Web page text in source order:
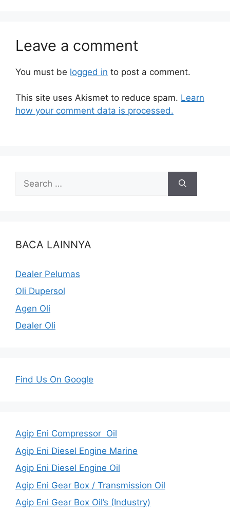
Leave a comment
You must be logged in to post a comment.
This site uses Akismet to reduce spam. Learn
how your comment data is processed.
BACA LAINNYA
Dealer Pelumas
Oli Dupersol
Agen Oli
Dealer Oli
Find Us On Google
Agip Eni Compressor Oil
Agip Eni Diesel Engine Marine
Agip Eni Diesel Engine Oil
Agip Eni Gear Box / Transmission Oil
Agip Eni Gear Box Oil’s (Industry)